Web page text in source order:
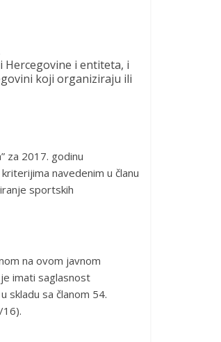
i entiteta, i
koji organiziraju ili
za 2017. godinu
navedenim u članu
sportskih
na ovom javnom
imati saglasnost
skladu sa članom 54.
16).